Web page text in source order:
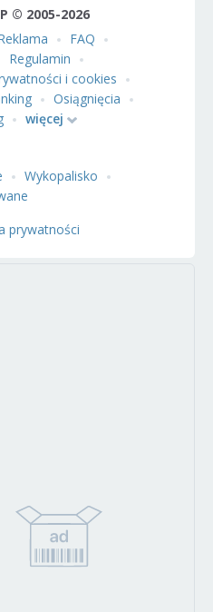
© 2005-2026
FAQ
Regulamin
i cookies
Osiągnięcia
więcej
Wykopalisko
prywatności